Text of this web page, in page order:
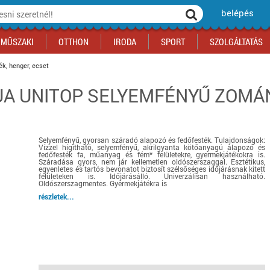
belépés
Sport akciók
MŰSZAKI OTTHON
Építkezés
Háziállatok
Bébi
Gyógyászati segédeszköz
Biztonságtechnika
Autó
Ingatlan
IRODA
Regisztrálj az oldalunkra INGYEN itt ››
SPORT
gördeszka, roller
Fitneszközpont
SZOLGÁLTATÁS
sütemények
henger, ecset
UNITOP SELYEMFÉNYŰ
Selyemfényű, gyorsan száradó alapozó és fedőfesték. Tulajdonságok:
Vízzel hígítható, selyemfényű, akrilgyanta kötőanyagú alapozó és
fedőfesték fa, műanyag és fém* felületekre, gyermekjátékokra is.
Száradása gyors, nem jár kellemetlen oldószerszaggal. Esztétikus,
egyenletes és tartós bevonatot biztosít szélsőséges időjárásnak kitett
felületeken is. Időjárásálló. Univerzálisan használható.
Oldószerszagmentes. Gyermekjátékra is
részletek...